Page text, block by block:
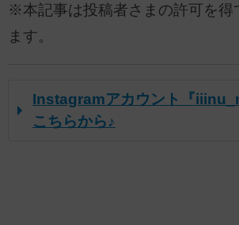
※本記事は投稿者さまの許可を得
ます。
Instagramアカウント『
こちらから♪